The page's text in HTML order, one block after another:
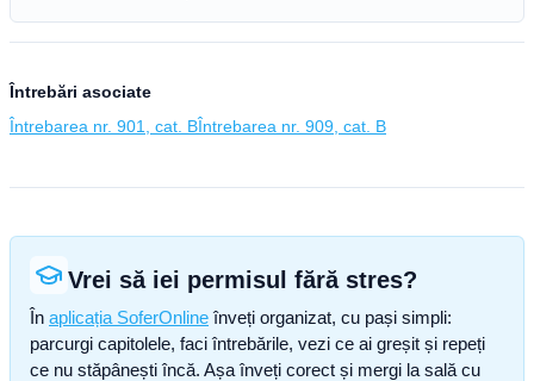
Întrebări asociate
Întrebarea nr. 901, cat. BÎntrebarea nr. 909, cat. B
Vrei să iei permisul fără stres?
În aplicația SoferOnline înveți organizat, cu pași simpli:
parcurgi capitolele, faci întrebările, vezi ce ai greșit și repeți
ce nu stăpânești încă. Așa înveți corect și mergi la sală cu